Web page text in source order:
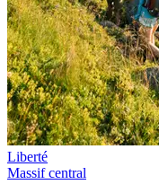
Liberté
Massif central